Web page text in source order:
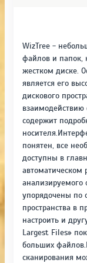
WizTree -
файлов и папок,
жестком диске.
является его
дискового
взаимодействию
содержит
понятен, все
доступны в
автоматическом
анализируемого
упорядочены по
пространства в
настроить и
Largest Files»
больших
сканирования